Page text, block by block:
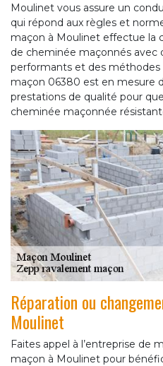
Moulinet vous assure un
qui répond aux règles et
maçon à Moulinet effectue la
de cheminée maçonnés avec
performants et des méthodes
maçon 06380 est en mesure
prestations de qualité pour
cheminée maçonnée
Réparation ou
Moulinet
Faites appel à l’entreprise de
maçon à Moulinet pour